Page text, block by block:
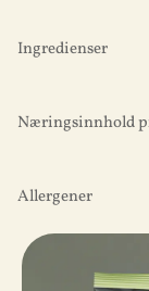
Ingredienser
Næringsinnhold
Allergener